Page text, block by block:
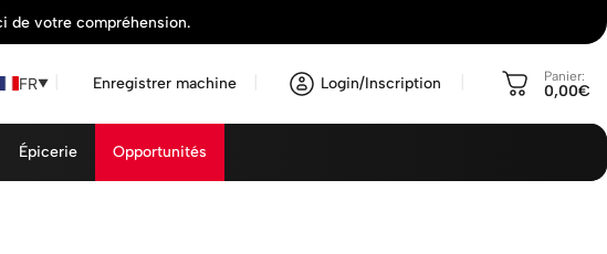
de votre compréhension.
FR▼ Enregistrer machine Login/Inscription Panier:
0,00€
Épicerie Opportunités